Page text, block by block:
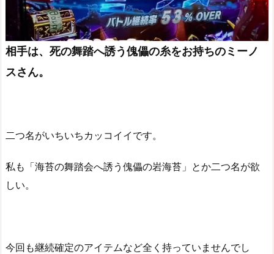
相手は、死の舞踏へ誘う傀儡の糸をお持ちのミーノ
スさん。
二つ名がいちいちカッコイイです。
私も「海苔の舞踏会へ誘う傀儡の岩海苔」とか二つ名が欲
しい。
今回も継続確定のアイテムなど全く持っていませんでし